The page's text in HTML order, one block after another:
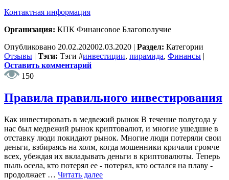
Контактная информация
Организация: КПК Финансовое Благополучие
Опубликовано 20.02.202002.03.2020 | Раздел: Категории
Отзывы | Тэги: Тэги #инвестиции, пирамида, Финансы |
Оставить комментарий
150
Правила правильного инвестирования
Как инвестировать в медвежий рынок В течение полугода у
нас был медвежий рынок криптовалют, и многие ушедшие в
отставку люди покидают рынок. Многие люди потеряли свои
деньги, взбираясь на холм, когда мошенники кричали громче
всех, убеждая их вкладывать деньги в криптовалюты. Теперь
пыль осела, кто потерял ее - потерял, кто остался на плаву -
продолжает … Читать далее